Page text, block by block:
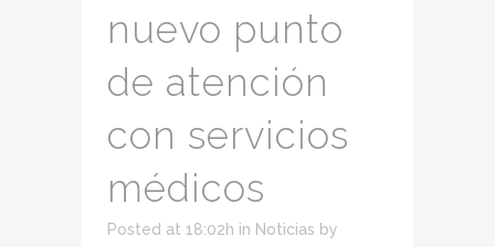
nuevo punto
de atención
con servicios
médicos
Posted at 18:02h in Noticias by